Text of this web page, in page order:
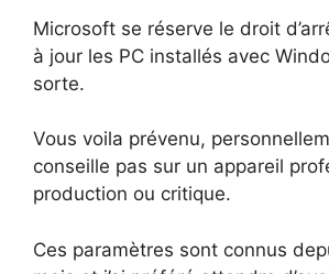
Microsoft se réserve le droit
à jour les PC installés avec
sorte.
Vous voila prévenu,
conseille pas sur un appareil
production ou critique.
Ces paramètres sont connus